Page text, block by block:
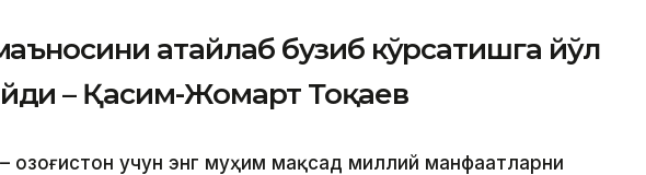
атайлаб бузиб кўрсатишга йўл
– Қасим-Жомарт Тоқаев
Қозоғистон учун энг муҳим мақсад миллий манфаатларни